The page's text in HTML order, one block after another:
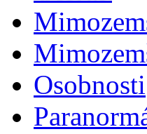
Osobnosti